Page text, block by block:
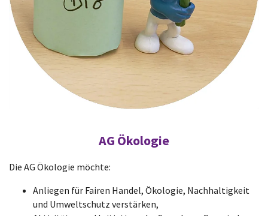
AG Ökologie
Die AG Ökologie möchte:
Anliegen für Fairen Handel, Ökologie, Nachhaltigkeit
und Umweltschutz verstärken,